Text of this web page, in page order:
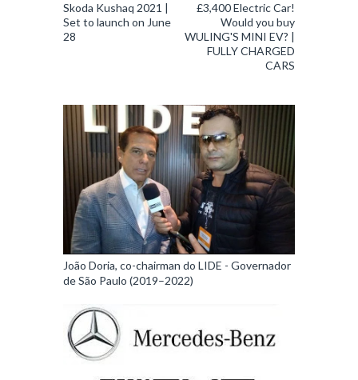
£3,400 Electric Car!
Would you buy
WULING'S MINI EV? |
FULLY CHARGED
CARS
Skoda Kushaq 2021 |
Set to launch on June
28
João Doria, co-chairman do LIDE - Governador
de São Paulo (2019–2022)